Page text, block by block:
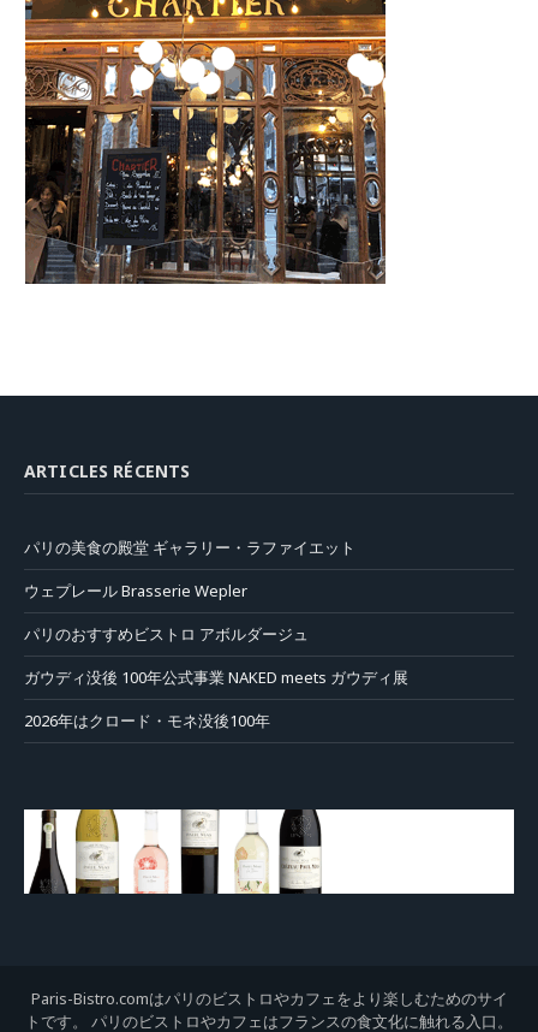
ARTICLES RÉCENTS
パリの美食の殿堂 ギャラリー・ラファイエット
ウェプレール Brasserie Wepler
パリのおすすめビストロ アボルダージュ
ガウディ没後 100年公式事業 NAKED meets ガウディ展
2026年はクロード・モネ没後100年
Paris-Bistro.comはパリのビストロやカフェをより楽しむためのサイ
トです。 パリのビストロやカフェはフランスの食文化に触れる入口。